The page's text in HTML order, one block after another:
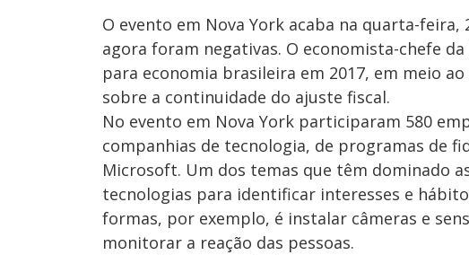
O evento em Nova York acaba na quarta-
agora foram negativas. O economista-chefe
para economia brasileira em 2017, em meio
sobre a continuidade do ajuste fiscal.
No evento em Nova York participaram 580
companhias de tecnologia, de programas de
Microsoft. Um dos temas que têm dominado
tecnologias para identificar interesses e
formas, por exemplo, é instalar câmeras e
monitorar a reação das pessoas.